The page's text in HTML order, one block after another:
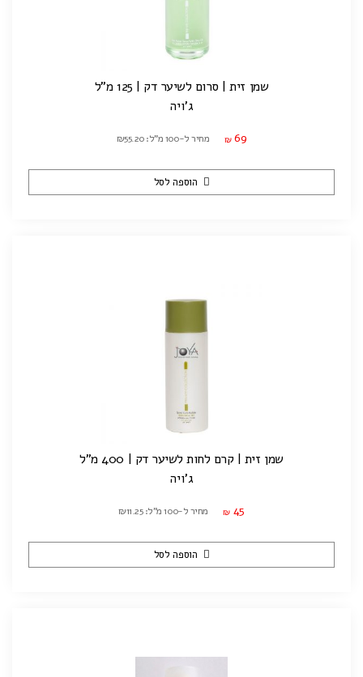
שמן זית | סרום לשיער דק | 125 מ"ל
ג'ויה
₪ 69 מחיר ל-100 מ"ל: ₪55.20
הוספה לסל
שמן זית | קרם לחות לשיער דק | 400 מ"ל
ג'ויה
₪ 45 מחיר ל-100 מ"ל: ₪11.25
הוספה לסל